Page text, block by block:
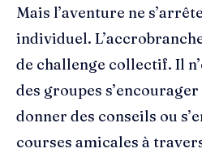
Mais l’aventure ne
individuel.
de challenge collectif. Il
des groupes
donner des conseils ou
courses amicales à